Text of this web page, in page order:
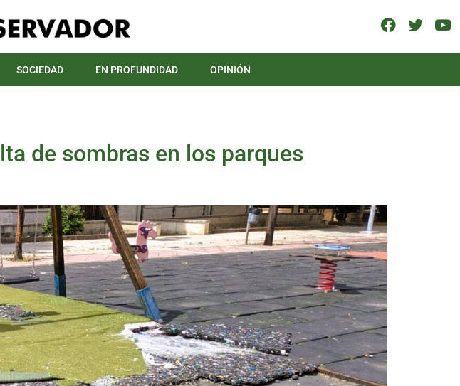
SOCIEDAD EN PROFUNDIDAD OPINIÓN
de sombras en los parques